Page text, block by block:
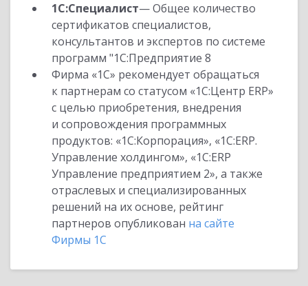
1С:Специалист— Общее количество
сертификатов специалистов,
консультантов и экспертов по системе
программ "1С:Предприятие 8
Фирма «1С» рекомендует обращаться
к партнерам со статусом «1С:Центр ERP»
с целью приобретения, внедрения
и сопровождения программных
продуктов: «1С:Корпорация», «1С:ERP.
Управление холдингом», «1С:ERP
Управление предприятием 2», а также
отраслевых и специализированных
решений на их основе, рейтинг
партнеров опубликован на сайте
Фирмы 1С